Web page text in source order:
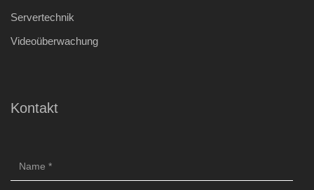
Servertechnik
Videoüberwachung
Kontakt